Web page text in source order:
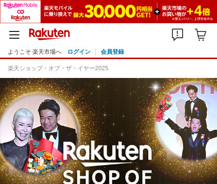
ようこそ 楽天市場へ ログイン 会員登録
楽天ショップ・オブ・ザ・イヤー2025